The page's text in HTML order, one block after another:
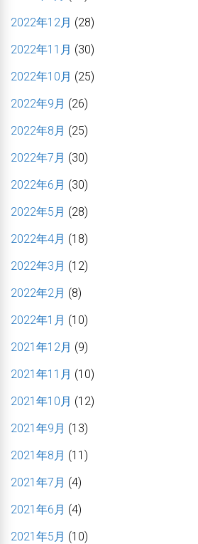
2022年12月 (28)
2022年11月 (30)
2022年10月 (25)
2022年9月 (26)
2022年8月 (25)
2022年7月 (30)
2022年6月 (30)
2022年5月 (28)
2022年4月 (18)
2022年3月 (12)
2022年2月 (8)
2022年1月 (10)
2021年12月 (9)
2021年11月 (10)
2021年10月 (12)
2021年9月 (13)
2021年8月 (11)
2021年7月 (4)
2021年6月 (4)
2021年5月 (10)